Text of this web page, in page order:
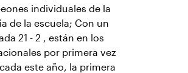
individuales de la
de la escuela; Con un
21 - 2 , están en los
por primera vez
este año, la primera